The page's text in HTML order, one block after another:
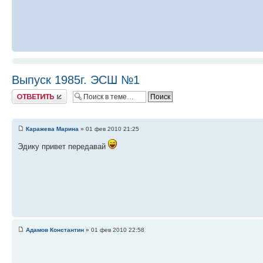
Выпуск 1985г. ЭСШ №1
Ответить
Каражева Марина » 01 фев 2010 21:25
Эдику привет передавай
Адамов Константин » 01 фев 2010 22:58